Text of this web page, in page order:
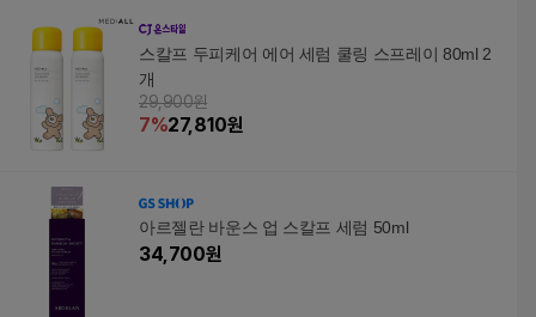
스칼프 두피케어 에어 세럼 쿨링 스프레이 80ml 2
개
29,900원
7%27,810원
아르젤란 바운스 업 스칼프 세럼 50ml
34,700원